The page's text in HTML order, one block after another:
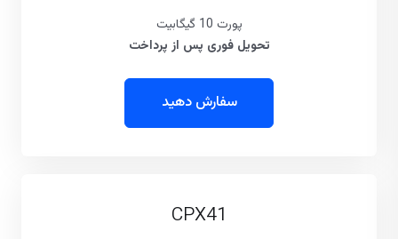
پورت 10 گیگابیت
تحویل فوری پس از پرداخت
سفارش دهید
CPX41